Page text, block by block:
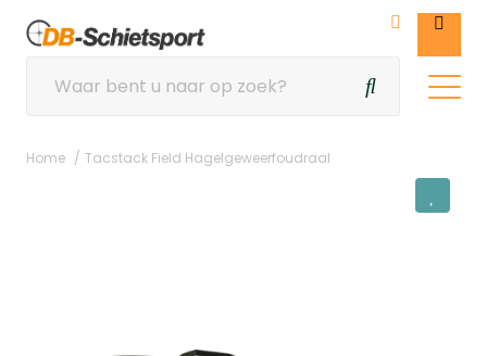
Home Tacstack Field Hagelgeweerfoudraal